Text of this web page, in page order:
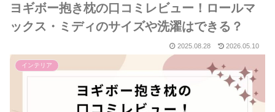
ヨギボー抱き枕の口コミレビュー！ロールマ
ックス・ミディのサイズや洗濯はできる？
2025.08.28 2026.05.10
インテリア